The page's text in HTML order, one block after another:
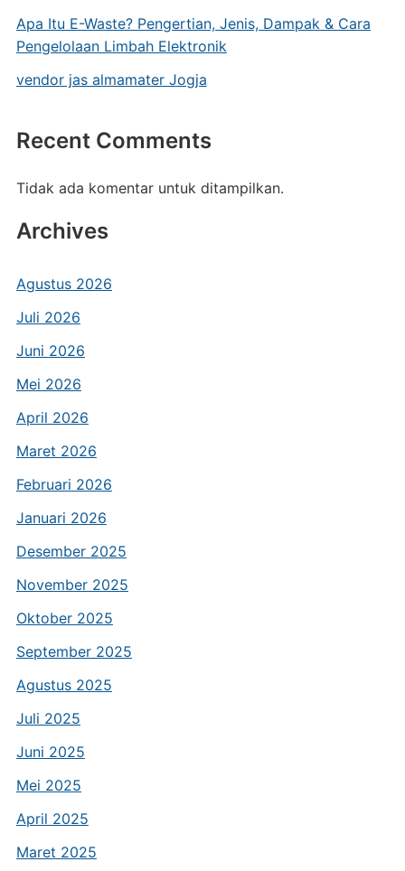
Apa Itu E-Waste? Pengertian, Jenis, Dampak & Cara
Pengelolaan Limbah Elektronik
vendor jas almamater Jogja
Recent Comments
Tidak ada komentar untuk ditampilkan.
Archives
Agustus 2026
Juli 2026
Juni 2026
Mei 2026
April 2026
Maret 2026
Februari 2026
Januari 2026
Desember 2025
November 2025
Oktober 2025
September 2025
Agustus 2025
Juli 2025
Juni 2025
Mei 2025
April 2025
Maret 2025